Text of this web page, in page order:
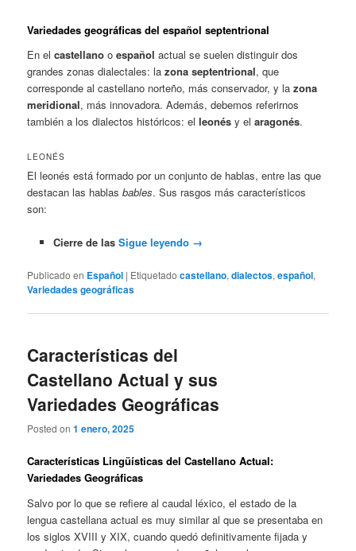
Variedades geográficas del español septentrional
En elcastellano oespañol actual se suelen distinguir dos
grandes zonas dialectales: lazona septentrional, que
corresponde al castellano norteño, más conservador, y lazona
meridional, más innovadora. Además, debemos referirnos
también a los dialectos históricos: elleonés y elaragonés.
LEONÉS
El leonés está formado por un conjunto de hablas, entre las que
destacan las hablasbables. Sus rasgos más característicos
son:
Cierre de las Sigue leyendo →
Publicado en Español | Etiquetado castellano,dialectos,español,
Variedades geográficas
Características del
Castellano Actual y sus
Variedades Geográficas
Posted on1 enero, 2025
Características Lingüísticas del Castellano Actual:
Variedades Geográficas
Salvo por lo que se refiere al caudal léxico, el estado de la
lengua castellana actual es muy similar al que se presentaba en
los siglos XVIII y XIX, cuando quedó definitivamente fijada y